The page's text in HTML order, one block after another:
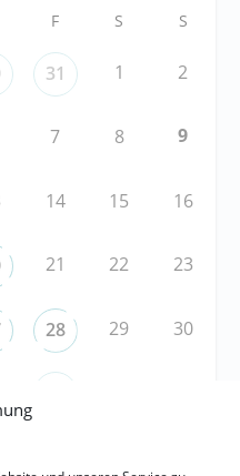
F S S
31 1 2
7 8 9
14 15 16
21 22 23
28 29 30